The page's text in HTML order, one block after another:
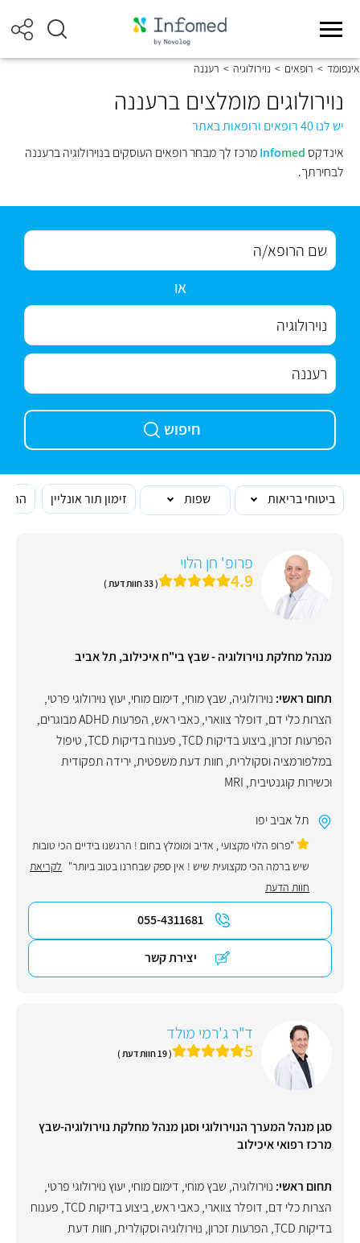
אינפומד > רופאים > נוירולוגיה > רעננה
נוירולוגים מומלצים ברעננה
יש לנו 40 רופאים ורופאות באתר
אינדקס
Infomed
מרכז לך מבחר רופאים העוסקים בנוירולוגיה ברעננה
לבחירתך.
או
חיפוש
ביטוחי בריאות שפות זימון תור אונליין
פרופ' חן הלוי
4.9 ( 33 חוות דעת )
מנהל מחלקת נוירולוגיה - שבץ בי"ח איכילוב, תל אביב
תחום ראשי: נוירולוגיה, שבץ מוחי, דימום מוחי,יעוץ נוירולוגי פרטי,
הצרות כלי דם, דופלר צווארי,כאבי ראש, הפרעות ADHD מבוגרים
,
הפרעות זכרון,ביצוע בדיקות TCD , פענוח בדיקות TCD , טיפול
במלפורמציה וסקולרית, חוות דעת משפטית,ירידה תפקודית
וכשירות קוגנטיבית,
MRI
תל אביב יפו
"פרופ הלוי מקצועי , אדיב ומומלץ בחום ! הרגשנו בידיים הכי טובות
שיש ברמה הכי מקצועית שיש ! אין ספק שבחרנו בטוב ביותר" לקריאת
חוות הדעת
055-4311681
יצירת קשר
ד"ר ג'רמי מולד
5 ( 19 חוות דעת )
סגן מנהל המערך הנוירולוגי וסגן מנהל מחלקת נוירולוגיה-שבץ
מרכז רפואי איכילוב
תחום ראשי: נוירולוגיה, שבץ מוחי, דימום מוחי,יעוץ נוירולוגי פרטי,
הצרות כלי דם, דופלר צווארי,כאבי ראש,ביצוע בדיקות TCD , פענוח
בדיקות TCD
, הפרעות זכרון, נוירולוגיה וסקולרית, חוות דעת